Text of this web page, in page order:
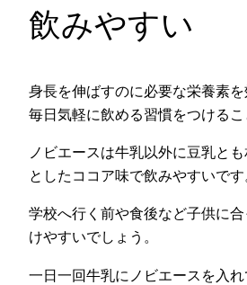
飲みやすい
身長を伸ばすのに必要な栄養素を
毎日気軽に飲める習慣をつけるこ
ノビエースは牛乳以外に豆乳と
としたココア味で飲みやすいです
学校へ行く前や食後など子供に
けやすいでしょう。
一日一回牛乳にノビエースを入